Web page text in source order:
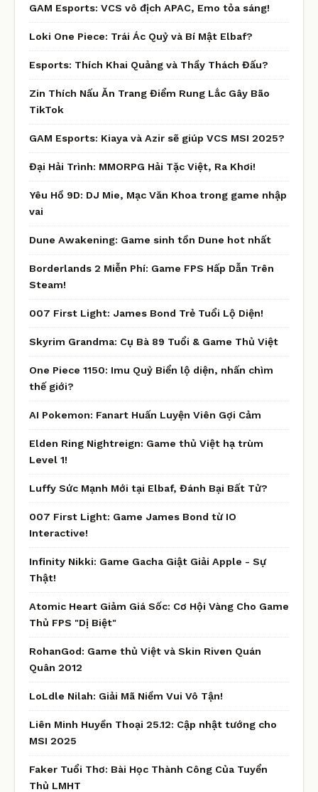
GAM Esports: VCS vô địch APAC, Emo tỏa sáng!
Loki One Piece: Trái Ác Quỷ và Bí Mật Elbaf?
Esports: Thích Khai Quảng và Thầy Thách Đấu?
Zin Thích Nấu Ăn Trang Điểm Rung Lắc Gây Bão
TikTok
GAM Esports: Kiaya và Azir sẽ giúp VCS MSI 2025?
Đại Hải Trình: MMORPG Hải Tặc Việt, Ra Khơi!
Yêu Hồ 9D: DJ Mie, Mạc Văn Khoa trong game nhập
vai
Dune Awakening: Game sinh tồn Dune hot nhất
Borderlands 2 Miễn Phí: Game FPS Hấp Dẫn Trên
Steam!
007 First Light: James Bond Trẻ Tuổi Lộ Diện!
Skyrim Grandma: Cụ Bà 89 Tuổi & Game Thủ Việt
One Piece 1150: Imu Quỷ Biển lộ diện, nhấn chìm
thế giới?
AI Pokemon: Fanart Huấn Luyện Viên Gợi Cảm
Elden Ring Nightreign: Game thủ Việt hạ trùm
Level 1!
Luffy Sức Mạnh Mới tại Elbaf, Đánh Bại Bất Tử?
007 First Light: Game James Bond từ IO
Interactive!
Infinity Nikki: Game Gacha Giật Giải Apple - Sự
Thật!
Atomic Heart Giảm Giá Sốc: Cơ Hội Vàng Cho Game
Thủ FPS "Dị Biệt"
RohanGod: Game thủ Việt và Skin Riven Quán
Quân 2012
LoLdle Nilah: Giải Mã Niềm Vui Vô Tận!
Liên Minh Huyền Thoại 25.12: Cập nhật tướng cho
MSI 2025
Faker Tuổi Thơ: Bài Học Thành Công Của Tuyển
Thủ LMHT